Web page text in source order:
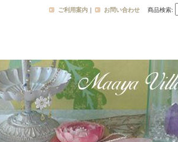
ご利用案内 ｜ お問い合わせ 商品検索: